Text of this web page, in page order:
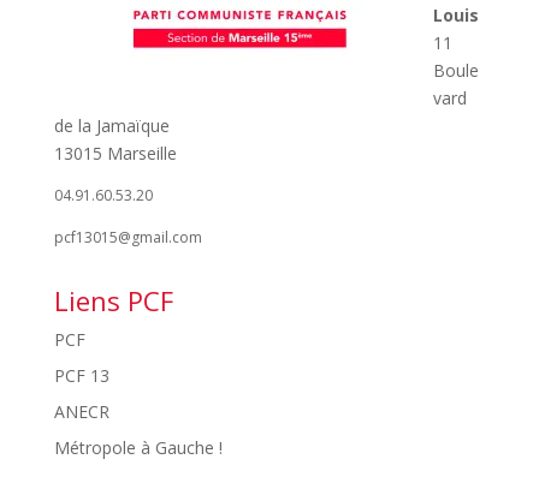
Louis
11
Boule
vard
de la Jamaïque
13015 Marseille
04.91.60.53.20
pcf13015@gmail.com
Liens PCF
PCF
PCF 13
ANECR
Métropole à Gauche !